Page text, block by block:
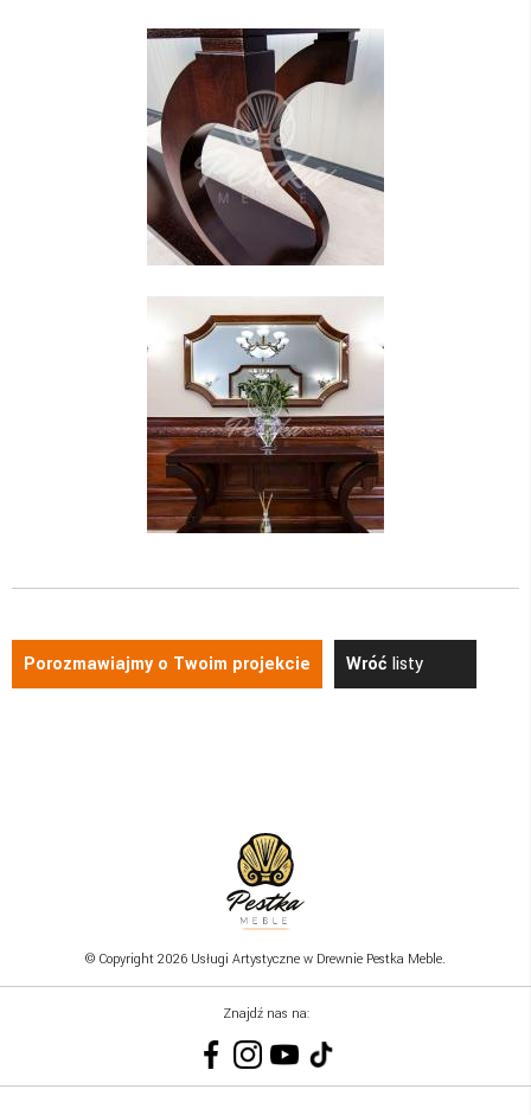
Porozmawiajmy o Twoim projekcie Wróć listy
© Copyright 2026 Usługi Artystyczne w Drewnie Pestka Meble.
Znajdź nas na: